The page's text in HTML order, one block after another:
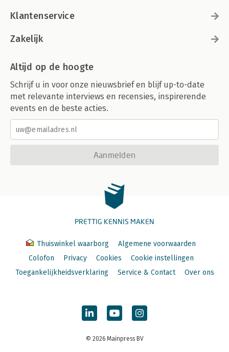
Klantenservice
Zakelijk
Altijd op de hoogte
Schrijf u in voor onze nieuwsbrief en blijf up-to-date
met relevante interviews en recensies, inspirerende
events en de beste acties.
Aanmelden
PRETTIG KENNIS MAKEN
Thuiswinkel waarborg
Algemene voorwaarden
Colofon
Privacy Cookies
Cookie instellingen
Toegankelijkheidsverklaring
Service & Contact Over ons
© 2026 Mainpress BV